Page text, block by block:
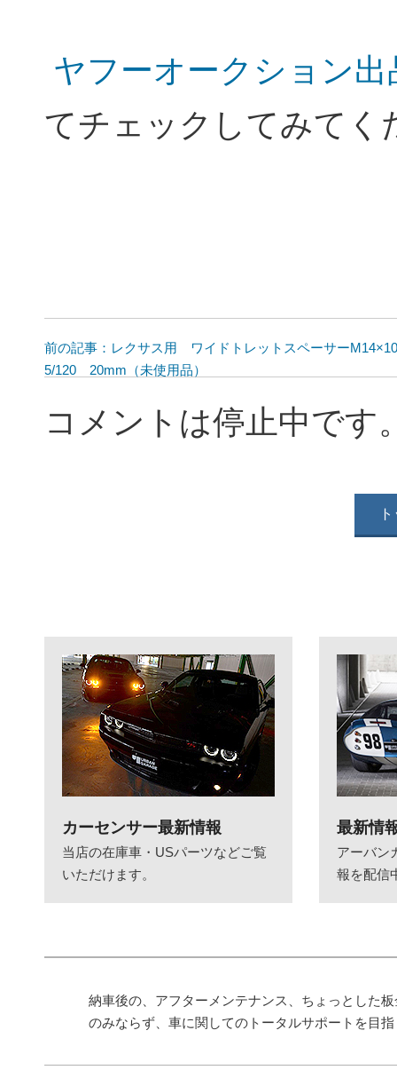
ヤフーオークショ
てチェックしてみてく
前の記事：レクサス用 ワイドトレットスペーサー
5/120 20mm（未使用品）
コメントは停止中です
カーセンサー最新情報
当店の在庫車・USパーツなどご覧
いただけます。
最新情
アーバン
報を配信
納車後の、アフターメンテナンス、ちょっとした
のみならず、車に関してのトータルサポートを目